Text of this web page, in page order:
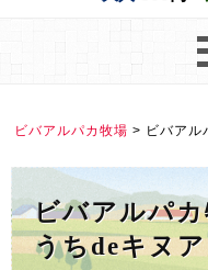
ビバアルパカ牧場 > ビバアル
ビバアルパ
うちdeキヌ